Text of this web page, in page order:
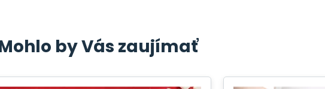
by Vás zaujímať